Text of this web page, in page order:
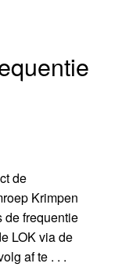
de
Krimpen
de frequentie
LOK via de
af te . . .